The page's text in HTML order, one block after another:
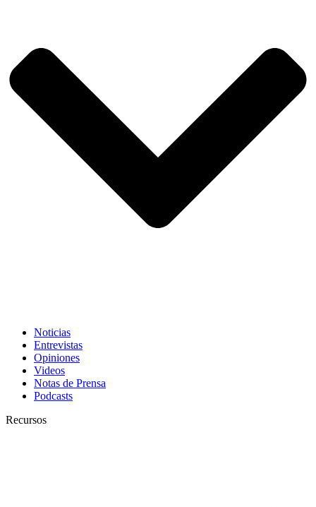
Noticias
Entrevistas
Opiniones
Videos
Notas de Prensa
Podcasts
Recursos